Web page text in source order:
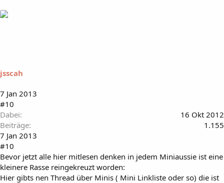
jsscah
7 Jan 2013
#10
Dabei
16 Okt 2012
Beiträge
1.155
7 Jan 2013
#10
Bevor jetzt alle hier mitlesen denken in jedem Miniaussie ist eine
kleinere Rasse reingekreuzt worden:
Hier gibts nen Thread über Minis ( Mini Linkliste oder so) die ist